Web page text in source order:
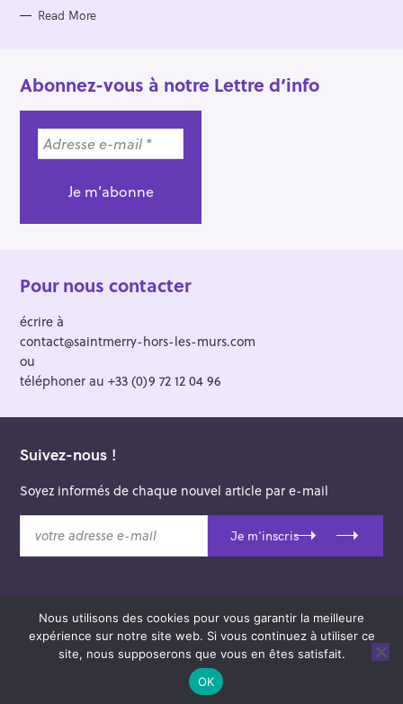
Read More
Abonnez-vous à notre Lettre d’info
Pour nous contacter
écrire à
contact@saintmerry-hors-les-murs.com
ou
téléphoner au +33 (0)9 72 12 04 96
Suivez-nous !
Soyez informés de chaque nouvel article par e-mail
t
Je m'inscris
© 2026 Saint-Merry Hors-les-Murs.
Theme: Felt byPixelgrade.
Nous utilisons des cookies pour vous garantir la meilleure
expérience sur notre site web. Si vous continuez à utiliser ce
site, nous supposerons que vous en êtes satisfait.
OK